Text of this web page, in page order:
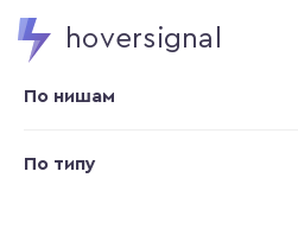
hoversignal
По нишам
По типу